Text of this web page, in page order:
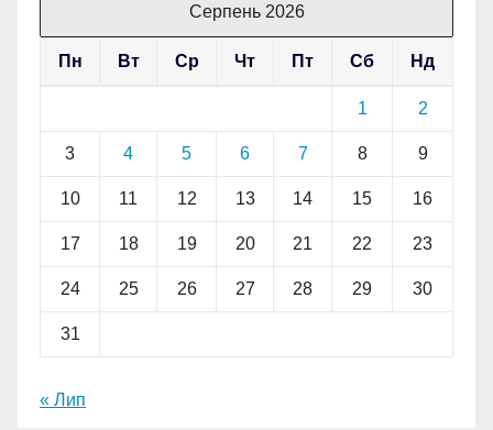
Серпень 2026
Пн Вт Ср Чт Пт Сб Нд
1 2
3 4 5 6 7 8 9
10 11 12 13 14 15 16
17 18 19 20 21 22 23
24 25 26 27 28 29 30
31
« Лип